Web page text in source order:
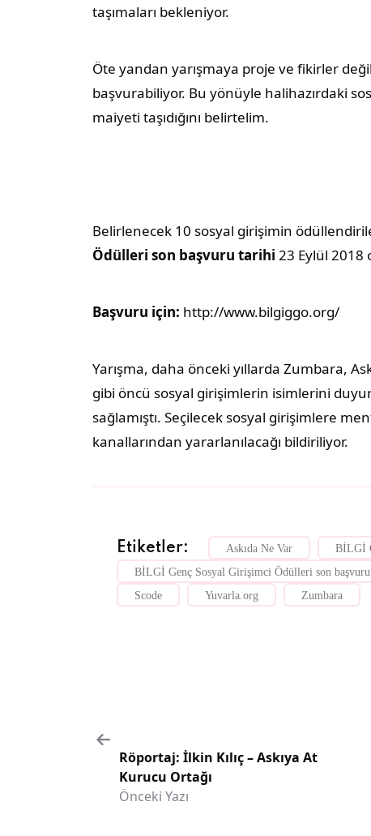
taşımaları bekleniyor.
Öte yandan yarışmaya proje ve fikirler
başvurabiliyor. Bu yönüyle halihazırdaki
maiyeti taşıdığını belirtelim.
Belirlenecek 10 sosyal girişimin
Ödülleri son başvuru tarihi 23 Eylül 2018
Başvuru için: http://www.bilgiggo.org/
Yarışma, daha önceki yıllarda Zumbara,
gibi öncü sosyal girişimlerin isimlerini
sağlamıştı. Seçilecek sosyal girişimlere
kanallarından yararlanılacağı bildiriliyor.
Etiketler: Askıda Ne Var
BİLGİ
BİLGİ Genç Sosyal Girişimci Ödülleri son
Scode
Yuvarla.org Zumbara
Röportaj: İlkin Kılıç – Askıya At
Kurucu Ortağı
Önceki Yazı